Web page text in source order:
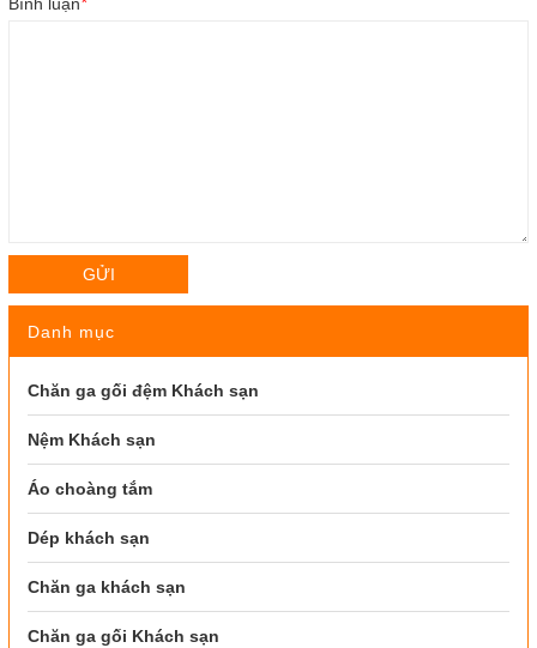
Bình luận*
GỬI
Danh mục
Chăn ga gối đệm Khách sạn
Nệm Khách sạn
Áo choàng tắm
Dép khách sạn
Chăn ga khách sạn
Chăn ga gối Khách sạn